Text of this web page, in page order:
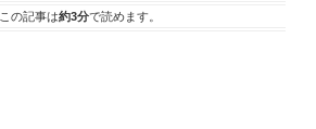
この記事は約3分で読めます。